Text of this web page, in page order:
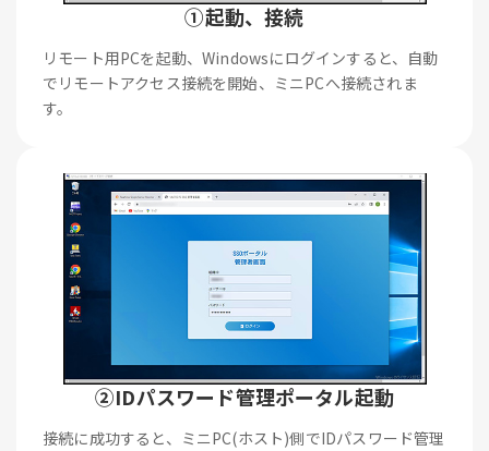
①起動、接続
リモート用PCを起動、Windowsにログインすると、自動
でリモートアクセス接続を開始、ミニPCへ接続されま
す。
②IDパスワード管理ポータル起動
接続に成功すると、ミニPC(ホスト)側でIDパスワード管理